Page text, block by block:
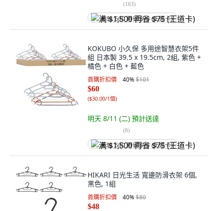
(163)
满 $1,500 再省 $75 (王道卡)
KOKUBO 小久保 多用途智慧衣架5件
組 日本製 39.5 x 19.5cm, 2組, 紫色 +
橘色 + 白色 + 藍色
首購折扣價 40%$101
$60
($30.00/1個)
明天 8/11 (二) 預計送達
(8)
满 $1,500 再省 $75 (王道卡)
HIKARI 日光生活 寬邊防滑衣架 6個,
黑色, 1組
首購折扣價 40%$80
$48